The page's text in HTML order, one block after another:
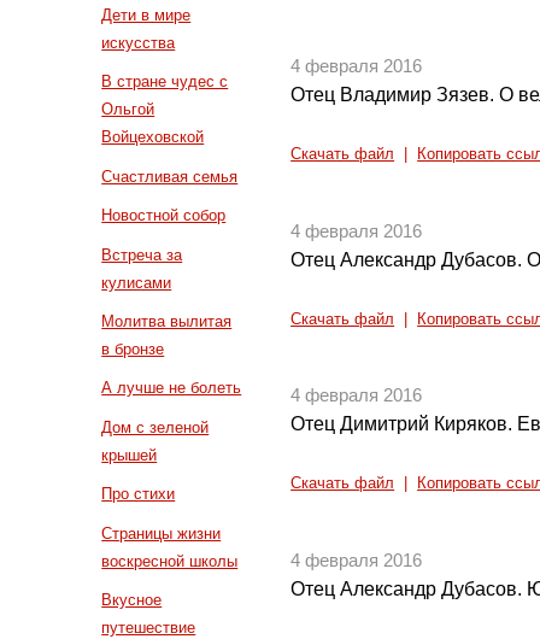
Дети в мире
искусства
В стране чудес с
Ольгой
Войцеховской
Счастливая семья
Новостной собор
Встреча за
кулисами
Молитва вылитая
в бронзе
А лучше не болеть
Дом с зеленой
крышей
Про стихи
Страницы жизни
воскресной школы
Вкусное
путешествие
4 февраля 2016
Отец Владимир Зязев. О
Скачать файл Копировать
4 февраля 2016
Отец Александр Дубасов.
Скачать файл Копировать
4 февраля 2016
Отец Димитрий Киряков.
Скачать файл Копировать
4 февраля 2016
Отец Александр Дубасов.